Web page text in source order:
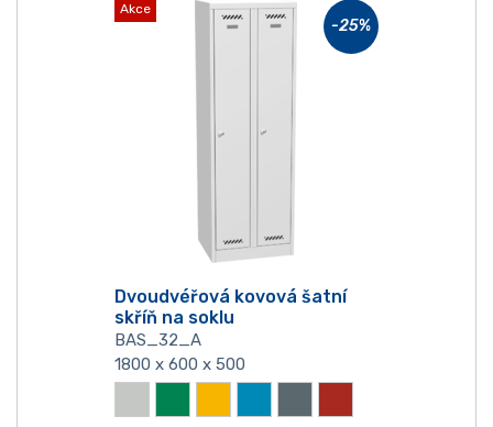
-25%
Akce
Dvoudvéřová kovová šatní
skříň na soklu
BAS_32_A
1800 x 600 x 500